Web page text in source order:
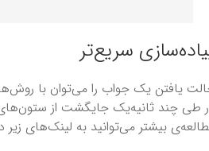
سریع‌تر
یافتن یک جواب را می‌توان با
طی چند ثانیه‌یک جایگشت از
بیشتر می‌توانید به لینک‌های زیر